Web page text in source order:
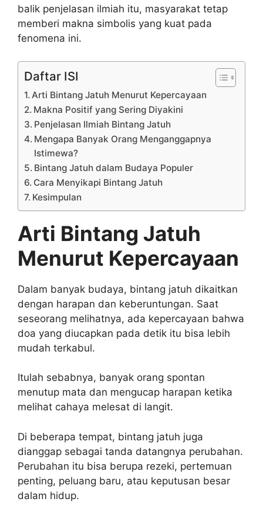
balik penjelasan ilmiah itu, masyarakat tetap
memberi makna simbolis yang kuat pada
fenomena ini.
Daftar ISI
Arti Bintang Jatuh Menurut Kepercayaan
Makna Positif yang Sering Diyakini
Penjelasan Ilmiah Bintang Jatuh
Mengapa Banyak Orang Menganggapnya
Istimewa?
Bintang Jatuh dalam Budaya Populer
Cara Menyikapi Bintang Jatuh
Kesimpulan
Arti Bintang Jatuh
Menurut Kepercayaan
Dalam banyak budaya, bintang jatuh dikaitkan
dengan harapan dan keberuntungan. Saat
seseorang melihatnya, ada kepercayaan bahwa
doa yang diucapkan pada detik itu bisa lebih
mudah terkabul.
Itulah sebabnya, banyak orang spontan
menutup mata dan mengucap harapan ketika
melihat cahaya melesat di langit.
Di beberapa tempat, bintang jatuh juga
dianggap sebagai tanda datangnya perubahan.
Perubahan itu bisa berupa rezeki, pertemuan
penting, peluang baru, atau keputusan besar
dalam hidup.